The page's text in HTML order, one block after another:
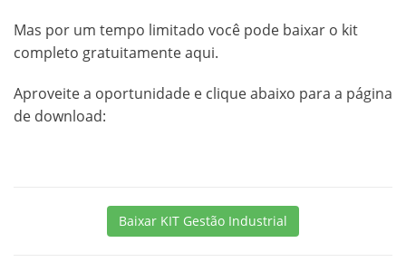
Mas por um tempo limitado você pode baixar o kit
completo gratuitamente aqui.
Aproveite a oportunidade e clique abaixo para a página
de download:
Baixar KIT Gestão Industrial